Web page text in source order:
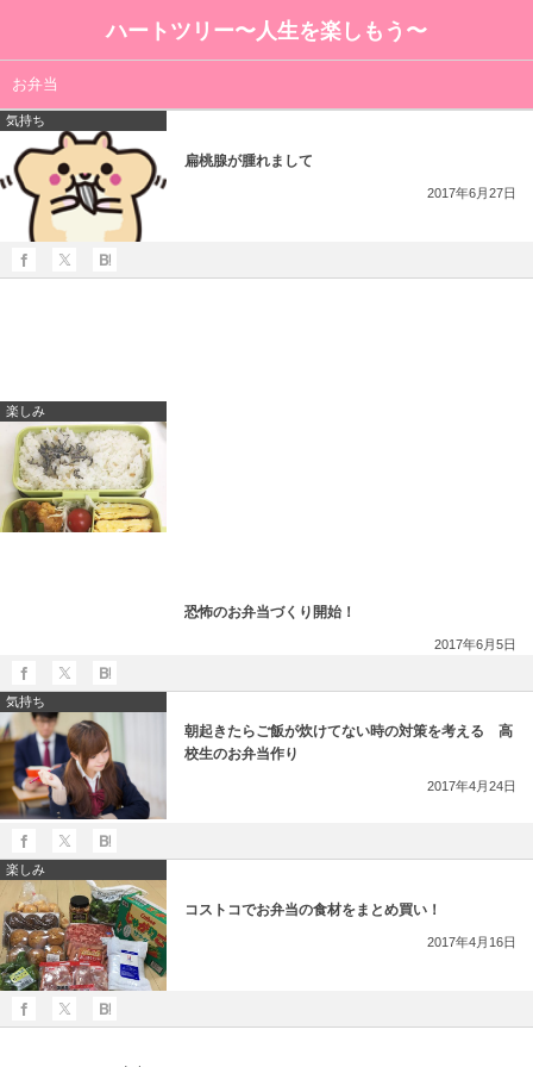
ハートツリー〜人生を楽しもう〜
お弁当
気持ち
扁桃腺が腫れまして
2017年6月27日
楽しみ
恐怖のお弁当づくり開始！
2017年6月5日
気持ち
朝起きたらご飯が炊けてない時の対策を考える 高
校生のお弁当作り
2017年4月24日
楽しみ
コストコでお弁当の食材をまとめ買い！
2017年4月16日